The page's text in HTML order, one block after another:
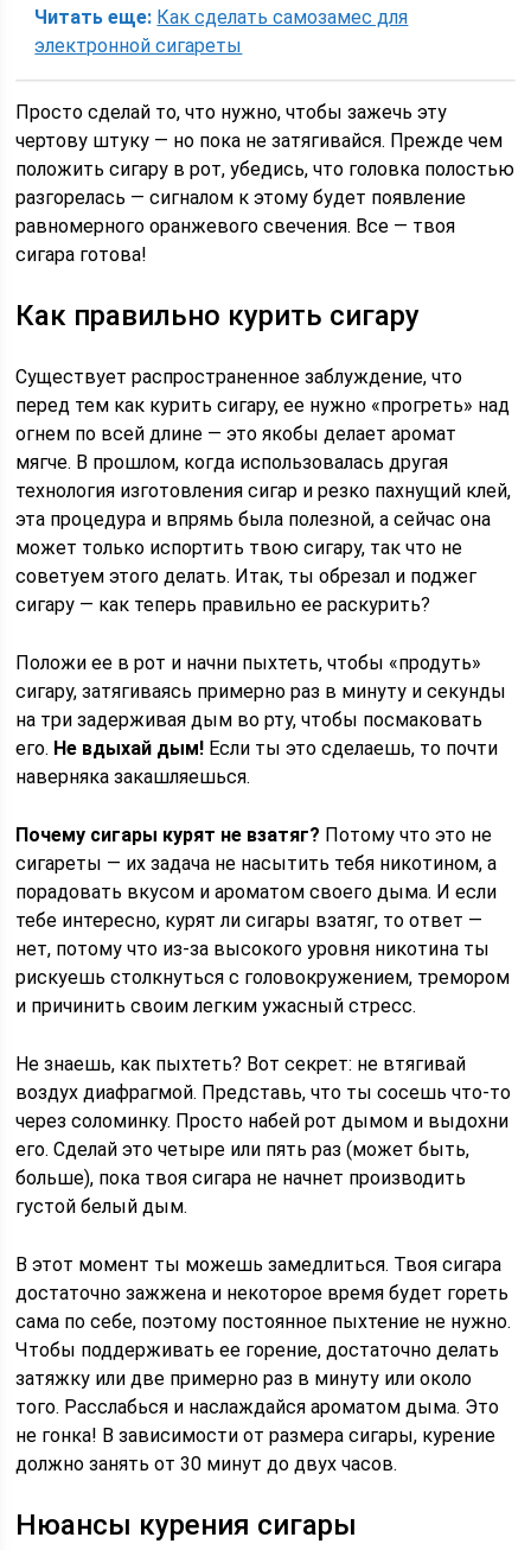
Читать еще: Как сделать самозамес для
электронной сигареты
Просто сделай то, что нужно, чтобы зажечь эту
чертову штуку — но пока не затягивайся. Прежде чем
положить сигару в рот, убедись, что головка полостью
разгорелась — сигналом к этому будет появление
равномерного оранжевого свечения. Все — твоя
сигара готова!
Как правильно курить сигару
Существует распространенное заблуждение, что
перед тем как курить сигару, ее нужно «прогреть» над
огнем по всей длине — это якобы делает аромат
мягче. В прошлом, когда использовалась другая
технология изготовления сигар и резко пахнущий клей,
эта процедура и впрямь была полезной, а сейчас она
может только испортить твою сигару, так что не
советуем этого делать. Итак, ты обрезал и поджег
сигару — как теперь правильно ее раскурить?
Положи ее в рот и начни пыхтеть, чтобы «продуть»
сигару, затягиваясь примерно раз в минуту и секунды
на три задерживая дым во рту, чтобы посмаковать
его. Не вдыхай дым! Если ты это сделаешь, то почти
наверняка закашляешься.
Почему сигары курят не взатяг? Потому что это не
сигареты — их задача не насытить тебя никотином, а
порадовать вкусом и ароматом своего дыма. И если
тебе интересно, курят ли сигары взатяг, то ответ —
нет, потому что из-за высокого уровня никотина ты
рискуешь столкнуться с головокружением, тремором
и причинить своим легким ужасный стресс.
Не знаешь, как пыхтеть? Вот секрет: не втягивай
воздух диафрагмой. Представь, что ты сосешь что-то
через соломинку. Просто набей рот дымом и выдохни
его. Сделай это четыре или пять раз (может быть,
больше), пока твоя сигара не начнет производить
густой белый дым.
В этот момент ты можешь замедлиться. Твоя сигара
достаточно зажжена и некоторое время будет гореть
сама по себе, поэтому постоянное пыхтение не нужно.
Чтобы поддерживать ее горение, достаточно делать
затяжку или две примерно раз в минуту или около
того. Расслабься и наслаждайся ароматом дыма. Это
не гонка! В зависимости от размера сигары, курение
должно занять от 30 минут до двух часов.
Нюансы курения сигары